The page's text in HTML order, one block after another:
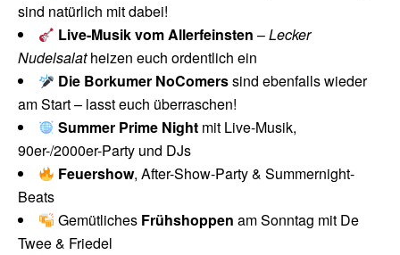
sind natürlich mit dabei!
Live-Musik vom Allerfeinsten –Lecker
Nudelsalatheizen euch ordentlich ein
Die Borkumer NoComerssind ebenfalls wieder
am Start – lasst euch überraschen!
Summer Prime Night mit Live-Musik,
90er-/2000er-Party und DJs
Feuershow, After-Show-Party & Summernight-
Beats
Gemütliches Frühshoppen am Sonntag mit De
Twee & Friedel